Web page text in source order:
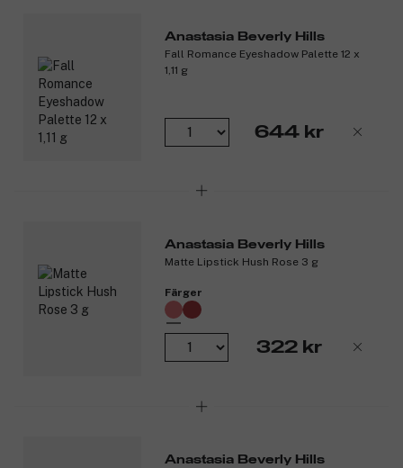
Anastasia Beverly Hills
Fall Romance Eyeshadow Palette 12 x
1,11 g
644 kr
Anastasia Beverly Hills
Matte Lipstick Hush Rose 3 g
Färger
322 kr
Anastasia Beverly Hills